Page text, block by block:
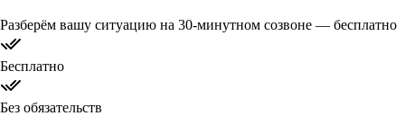
Разберём вашу ситуацию на 30-минутном созвоне — бесплатно
Бесплатно
Без обязательств